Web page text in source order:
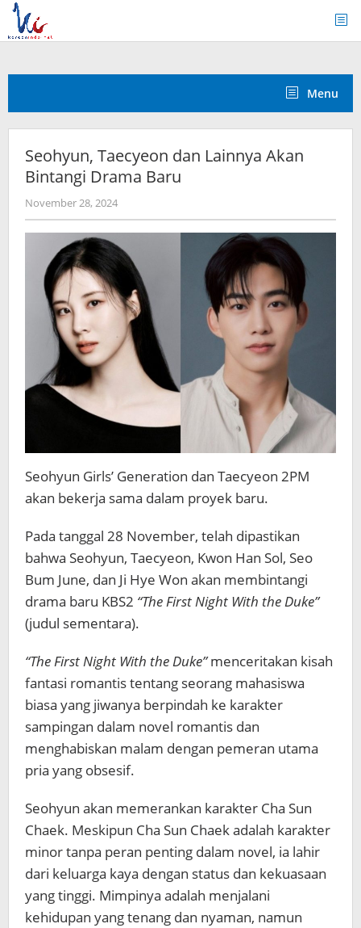
Skip
content
Menu
Seohyun, Taecyeon dan Lainnya Akan
Bintangi Drama Baru
November 28, 2024by
wndwnrt
Seohyun Girls’ Generation dan Taecyeon 2PM
akan bekerja sama dalam proyek baru.
Pada tanggal 28 November, telah dipastikan
bahwa Seohyun, Taecyeon, Kwon Han Sol, Seo
Bum June, dan Ji Hye Won akan membintangi
drama baru KBS2 “The First Night With the Duke”
(judul sementara).
“The First Night With the Duke”menceritakan kisah
fantasi romantis tentang seorang mahasiswa
biasa yang jiwanya berpindah ke karakter
sampingan dalam novel romantis dan
menghabiskan malam dengan pemeran utama
pria yang obsesif.
Seohyun akan memerankan karakter Cha Sun
Chaek. Meskipun Cha Sun Chaek adalah karakter
minor tanpa peran penting dalam novel, ia lahir
dari keluarga kaya dengan status dan kekuasaan
yang tinggi. Mimpinya adalah menjalani
kehidupan yang tenang dan nyaman, namun